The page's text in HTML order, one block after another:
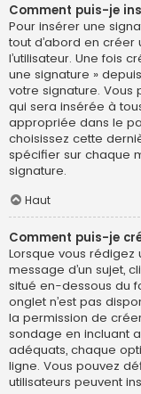
Comment puis-je
Pour insérer une
tout d’abord en
l’utilisateur. Une fois
une signature »
votre signature. Vous
qui sera insérée à
appropriée dans le
choisissez cette
spécifier sur chaque
signature.
Haut
Comment puis-je
Lorsque vous
message d’un sujet,
situé en-dessous du
onglet n’est pas
la permission de
sondage en incluant
adéquats, chaque
ligne. Vous pouvez
utilisateurs peuvent